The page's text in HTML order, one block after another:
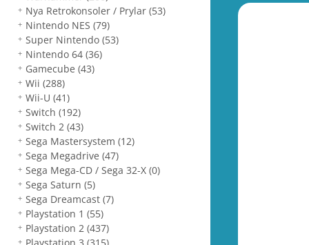
Nya Retrokonsoler / Prylar(53)
Nintendo NES(79)
Super Nintendo(53)
Nintendo 64(36)
Gamecube(43)
Wii(288)
Wii-U(41)
Switch(192)
Switch 2(43)
Sega Mastersystem(12)
Sega Megadrive(47)
Sega Mega-CD / Sega 32-X(0)
Sega Saturn(5)
Sega Dreamcast(7)
Playstation 1(55)
Playstation 2(437)
Playstation 3(315)